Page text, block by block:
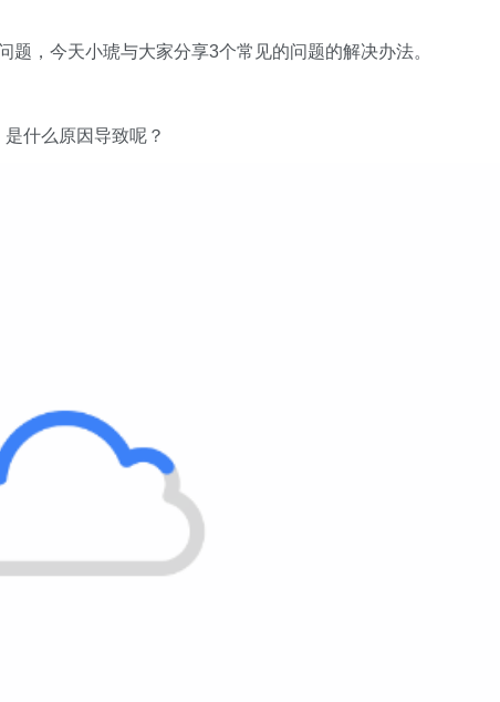
，今天小琥与大家分享3个常见的问题的解决办法。
什么原因导致呢？